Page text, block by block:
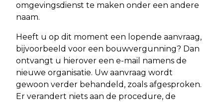
omgevingsdienst te maken onder een andere
naam.
Heeft u op dit moment een lopende aanvraag,
bijvoorbeeld voor een bouwvergunning? Dan
ontvangt u hierover een e-mail namens de
nieuwe organisatie. Uw aanvraag wordt
gewoon verder behandeld, zoals afgesproken.
Er verandert niets aan de procedure, de